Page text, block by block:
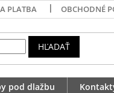
PLATBA OBCHODNÉ
HĽADAŤ
pod dlažbu